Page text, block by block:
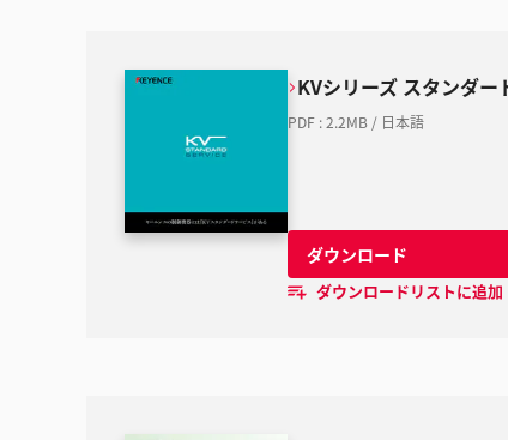
KVシリーズ スタンダー
PDF :2.2MB / 日本語
ダウンロード
ダウンロードリストに追加